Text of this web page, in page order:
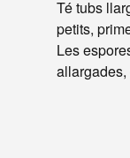
Té tubs
petits,
Les
allargades,